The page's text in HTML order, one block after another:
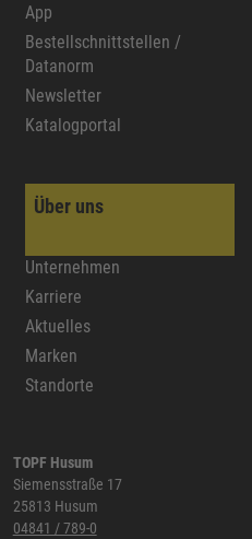
App
Bestellschnittstellen /
Datanorm
Newsletter
Katalogportal
Über uns
Unternehmen
Karriere
Aktuelles
Marken
Standorte
TOPF Husum
Siemensstraße 17
25813 Husum
04841 / 789-0